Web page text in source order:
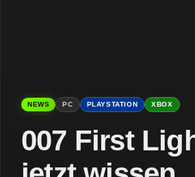
NEWS PC PLAYSTATION XBOX
007 First